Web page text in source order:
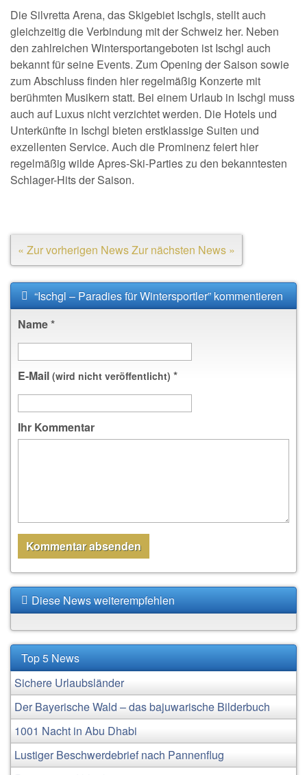
Die Silvretta Arena, das Skigebiet Ischgls, stellt auch
gleichzeitig die Verbindung mit der Schweiz her. Neben
den zahlreichen Wintersportangeboten ist Ischgl auch
bekannt für seine Events. Zum Opening der Saison sowie
zum Abschluss finden hier regelmäßig Konzerte mit
berühmten Musikern statt. Bei einem Urlaub in Ischgl muss
auch auf Luxus nicht verzichtet werden. Die Hotels und
Unterkünfte in Ischgl bieten erstklassige Suiten und
exzellenten Service. Auch die Prominenz feiert hier
regelmäßig wilde Apres-Ski-Parties zu den bekanntesten
Schlager-Hits der Saison.
« Zur vorherigen NewsZur nächsten News »
“Ischgl – Paradies für Wintersportler” kommentieren
Name*
E-Mail (wird nicht veröffentlicht) *
Ihr Kommentar
Diese News weiterempfehlen
Top 5 News
Sichere Urlaubsländer
Der Bayerische Wald – das bajuwarische Bilderbuch
1001 Nacht in Abu Dhabi
Lustiger Beschwerdebrief nach Pannenflug